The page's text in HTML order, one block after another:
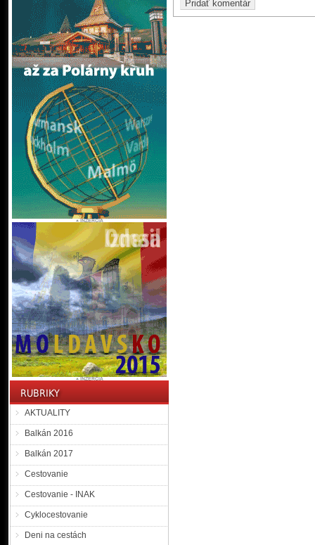
AKTUALITY
Balkán 2016
Balkán 2017
Cestovanie
Cestovanie - INAK
Cyklocestovanie
Deni na cestách